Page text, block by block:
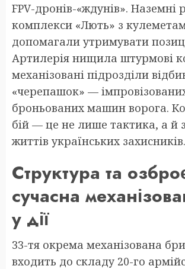
FPV-дронів-«ждунів». Наземні
комплекси «Лють» з
допомагали утримувати
Артилерія нищила штурмові
механізовані підрозділи
«черепашок» —
броньованих машин ворога.
бій — це не лише тактика, а й
життів українських захисників.
Структура та
сучасна
у дії
33-тя окрема механізована
входить до складу 20-го